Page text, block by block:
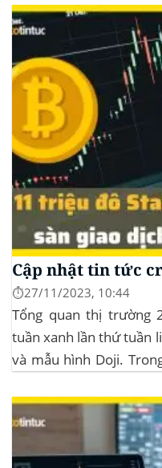
một nửa Bitcoin làm...
Cập nhật tin tức
⏱️27/11/2023, 10:44
Tổng quan thị trường
tuần xanh lần thứ tuần
và mẫu hình Doji.
triệu đô Stablecoin bị